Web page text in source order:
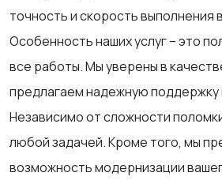
точность и скорость выполнения
Особенность наших услуг – это
все работы. Мы уверены в
предлагаем надежную
Независимо от сложности
любой задачей. Кроме того, мы
возможность модернизации